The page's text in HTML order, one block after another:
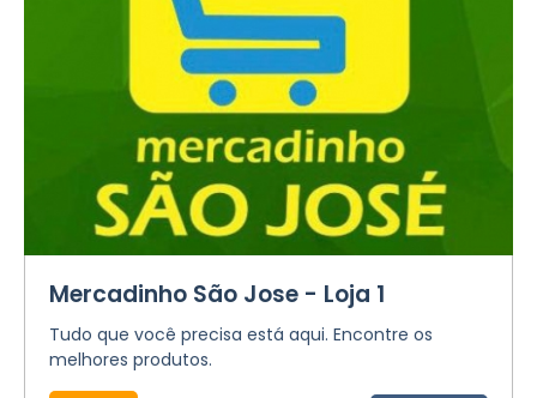
Mercadinho São Jose - Loja 1
Tudo que você precisa está aqui. Encontre os
melhores produtos.